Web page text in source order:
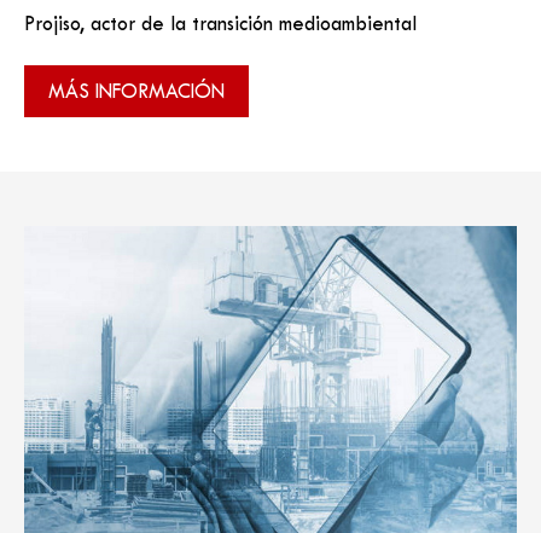
Projiso, actor de la transición medioambiental
MÁS INFORMACIÓN